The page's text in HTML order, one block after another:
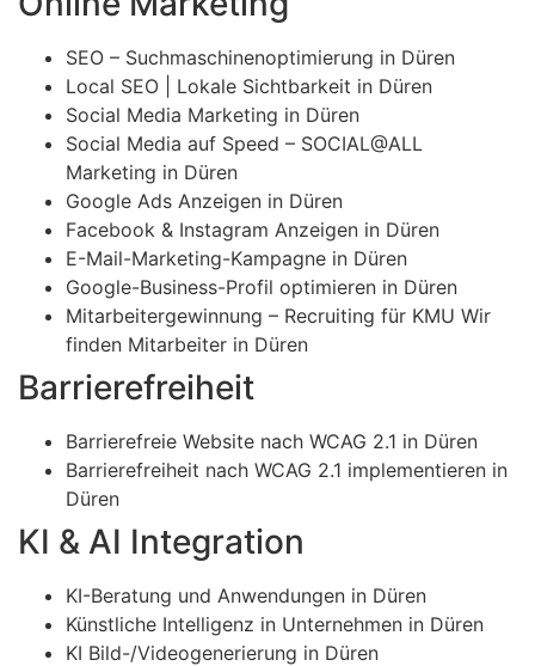
SEO – Suchmaschinenoptimierung in Düren
Local SEO | Lokale Sichtbarkeit in Düren
Social Media Marketing in Düren
Social Media auf Speed – SOCIAL@ALL
Marketing in Düren
Google Ads Anzeigen in Düren
Facebook & Instagram Anzeigen in Düren
E-Mail-Marketing-Kampagne in Düren
Google-Business-Profil optimieren in Düren
Mitarbeitergewinnung – Recruiting für KMU Wir
finden Mitarbeiter in Düren
Barrierefreiheit
Barrierefreie Website nach WCAG 2.1 in Düren
Barrierefreiheit nach WCAG 2.1 implementieren in
Düren
KI & AI Integration
KI-Beratung und Anwendungen in Düren
Künstliche Intelligenz in Unternehmen in Düren
KI Bild-/Videogenerierung in Düren